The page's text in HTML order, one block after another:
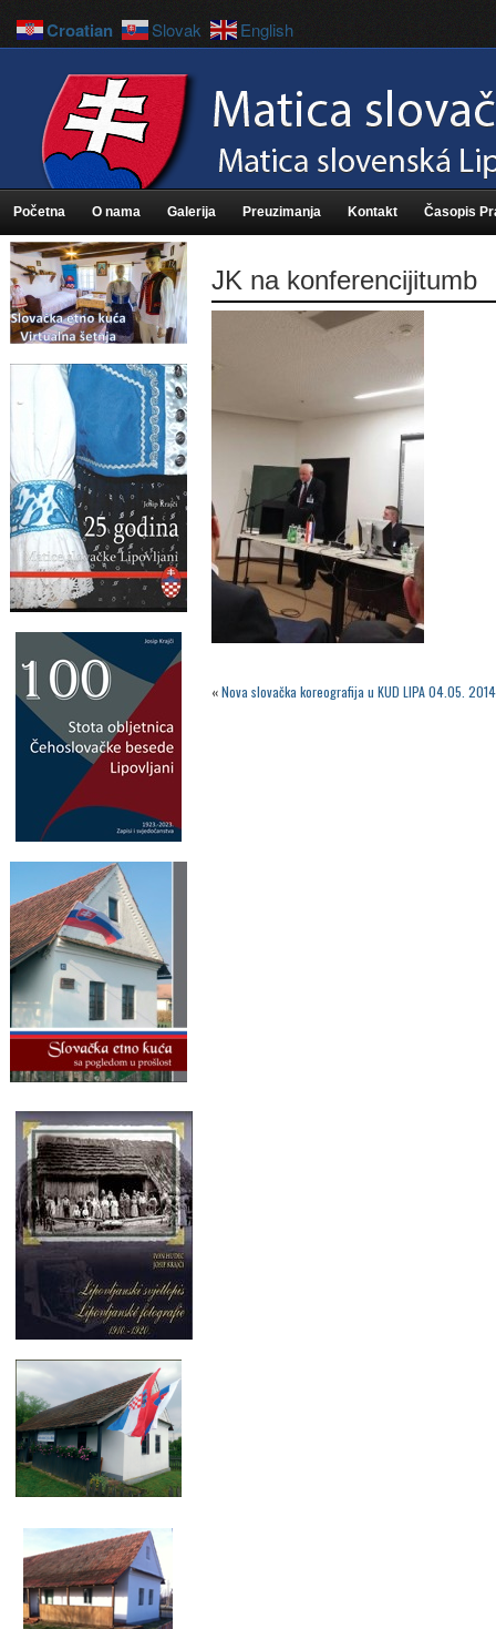
Početna O nama Galerija Preuzimanja Kontakt Časopis
JK na konferencijitumb
«Nova slovačka koreografija u KUD LIPA 04.05.
Croatian Slovak English